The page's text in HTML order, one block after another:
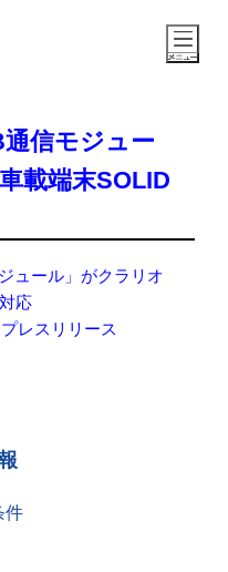
通信モジュー
載端末SOLID
ュール」がクラリオ
応
プレスリリース
件